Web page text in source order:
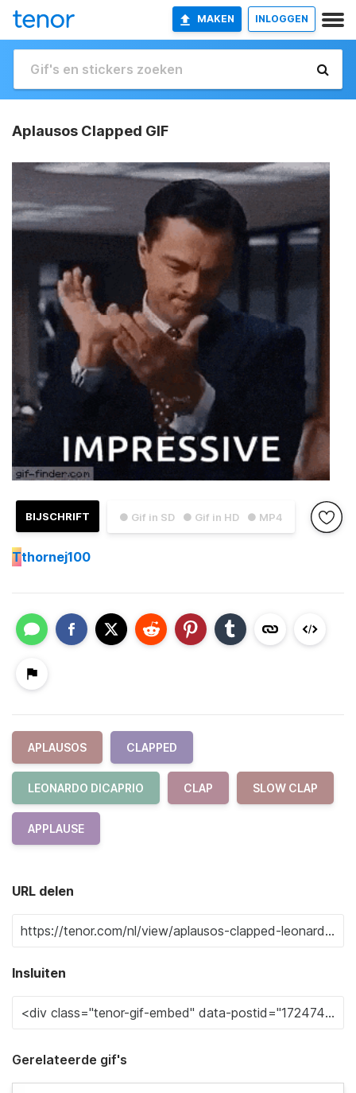
MAKEN INLOGGEN
Aplausos Clapped GIF
● Gif in SD ● Gif in HD ● MP4
BIJSCHRIFT
Tthornej100
APLAUSOS CLAPPED
LEONARDO DICAPRIO CLAP SLOW CLAP
APPLAUSE
URL delen
Insluiten
Gerelateerde gif's